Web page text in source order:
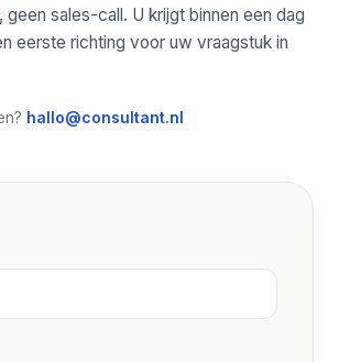
geen sales-call. U krijgt binnen een dag
eerste richting voor uw vraagstuk in
hallo@consultant.nl